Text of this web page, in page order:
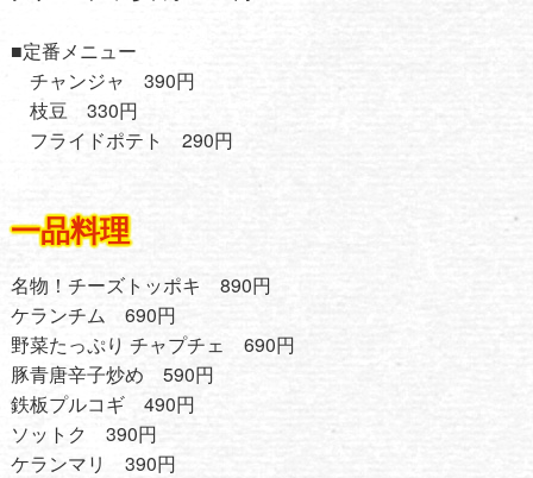
■定番メニュー
チャンジャ 390円
枝豆 330円
フライドポテト 290円
一品料理
名物！チーズトッポキ 890円
ケランチム 690円
野菜たっぷり チャプチェ 690円
豚青唐辛子炒め 590円
鉄板プルコギ 490円
ソットク 390円
ケランマリ 390円